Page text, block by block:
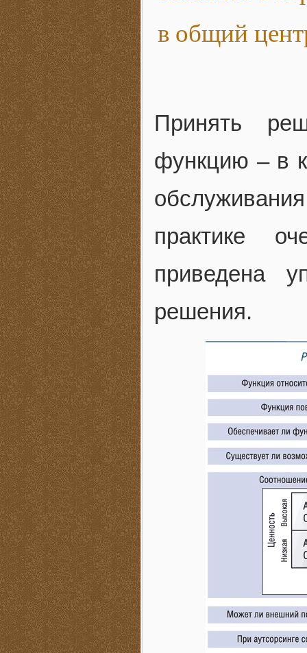
в общий
Принять
функцию – в
практике
приведена
решения.